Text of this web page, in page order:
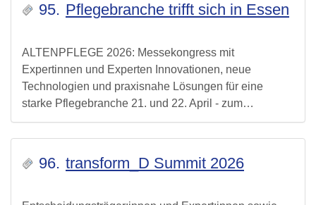
95. Pflegebranche trifft sich in Essen
ALTENPFLEGE 2026: Messekongress mit
Expertinnen und Experten Innovationen, neue
Technologien und praxisnahe Lösungen für eine
starke Pflegebranche 21. und 22. April - zum…
96. transform_D Summit 2026